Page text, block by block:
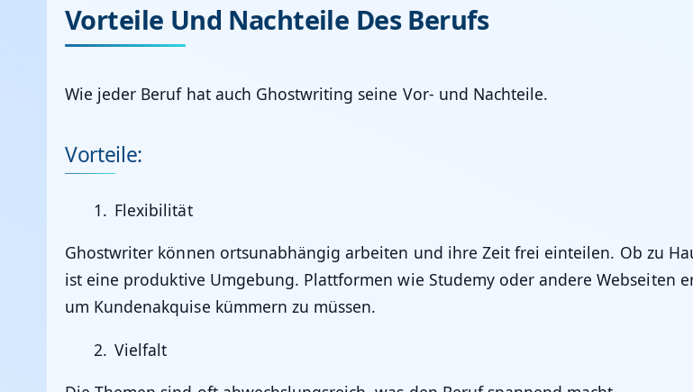
Vorteile Und Nachteile Des Berufs
Wie jeder Beruf hat auch Ghostwriting seine Vor- und Nachteile.
Vorteile:
Flexibilität
Ghostwriter können ortsunabhängig arbeiten und ihre Zeit frei einteilen. Ob zu
ist eine produktive Umgebung. Plattformen wie Studemy oder andere Webseiten
um Kundenakquise kümmern zu müssen.
Vielfalt